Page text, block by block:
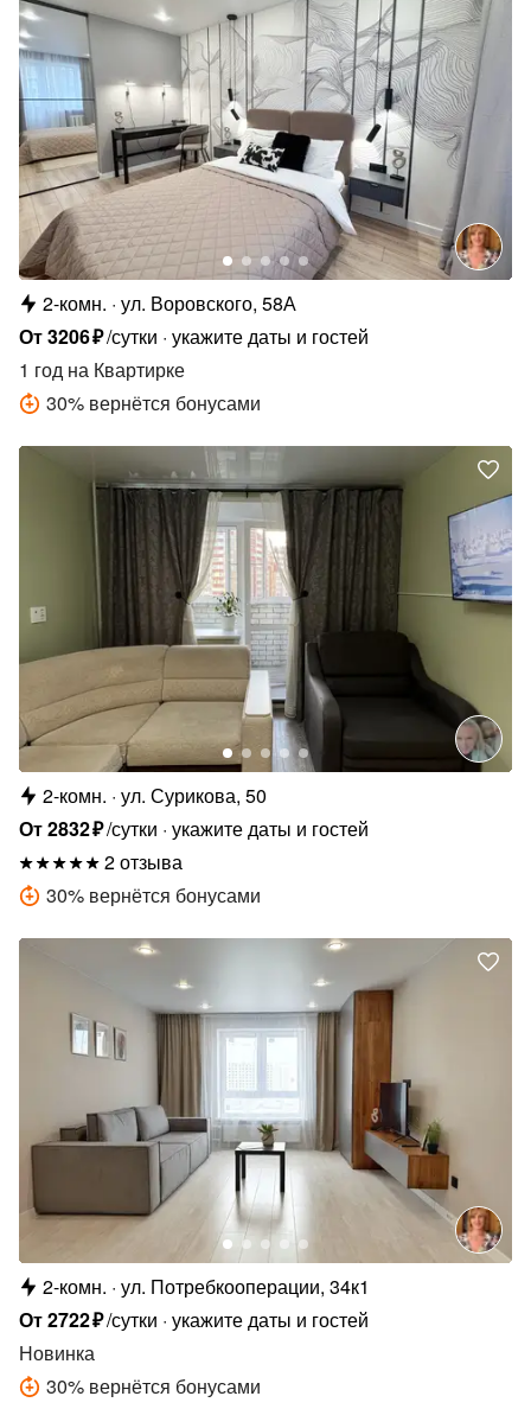
2-комн. ул. Воровского, 58А
От3206₽/сутки укажите даты и гостей
1 год на Квартирке
30% вернётся бонусами
2-комн. ул. Сурикова, 50
От2832₽/сутки укажите даты и гостей
2 отзыва
30% вернётся бонусами
2-комн. ул. Потребкооперации, 34к1
От2722₽/сутки укажите даты и гостей
Новинка
30% вернётся бонусами